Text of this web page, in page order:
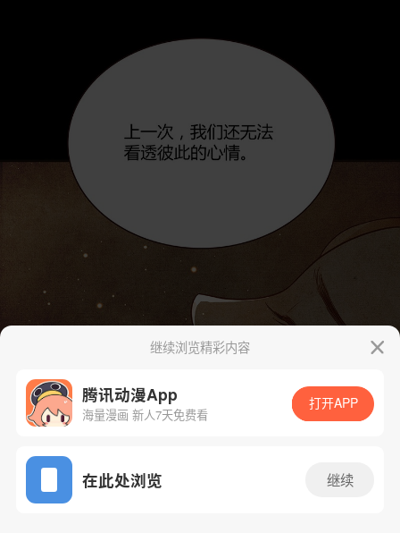
App免费看
继续浏览精彩内容
腾讯动漫App
海量漫画 新人7天免费看
打开APP
在此处浏览 继续